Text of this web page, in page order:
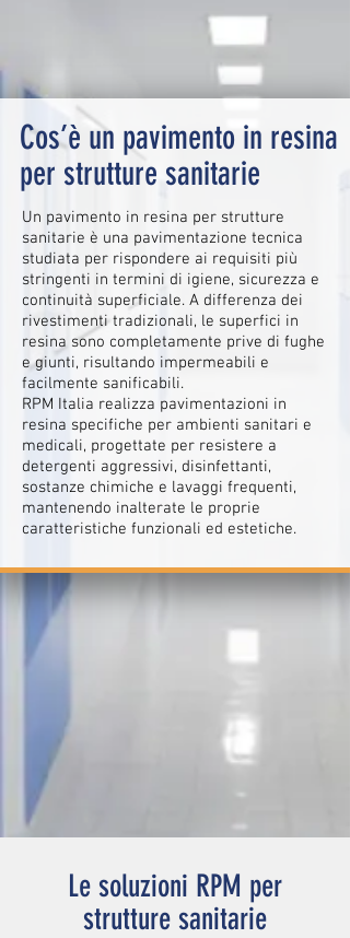
Cos’è un pavimento in resina
per strutture sanitarie
Un pavimento in resina per strutture
sanitarie è una pavimentazione tecnica
studiata per rispondere ai requisiti più
stringenti in termini di igiene, sicurezza e
continuità superficiale. A differenza dei
rivestimenti tradizionali, le superfici in
resina sono completamente prive di fughe
e giunti, risultando impermeabili e
facilmente sanificabili.
RPM Italia realizza pavimentazioni in
resina specifiche per ambienti sanitari e
medicali, progettate per resistere a
detergenti aggressivi, disinfettanti,
sostanze chimiche e lavaggi frequenti,
mantenendo inalterate le proprie
caratteristiche funzionali ed estetiche.
Le soluzioni RPM per
strutture sanitarie